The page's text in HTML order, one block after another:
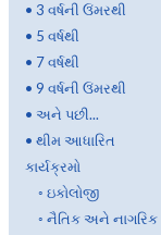
• 3 વર્ષની ઉંમરથી
• 5 વર્ષથી
• 7 વર્ષથી
• 9 વર્ષની ઉંમરથી
• અને પછી...
• થીમ આધારિત
કાર્યક્રમો
◦ ઇકોલોજી
◦ નૈતિક અને નાગરિક